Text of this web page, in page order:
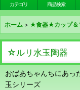
カテゴリ 商品検索
ホーム > ★食器★カップ＆
☆ルリ水玉陶器
おばあちゃんちにあ
玉シリーズ